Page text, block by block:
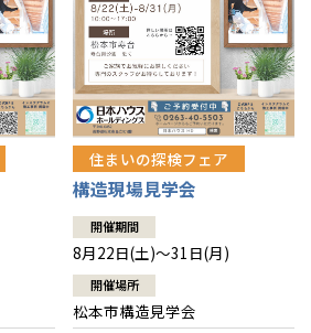
住まいの探検フェア
構造現場見学会
開催期間
8月22日(土)～31日(月)
開催場所
松本市構造見学会